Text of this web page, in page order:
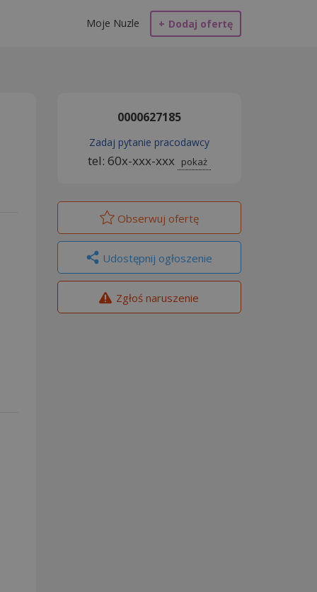
+ Dodaj ofertę
Moje Nuzle
0000627185
Zadaj pytanie pracodawcy
tel: 60x-xxx-xxx pokaż
Obserwuj ofertę
Udostępnij ogłoszenie
Zgłoś naruszenie